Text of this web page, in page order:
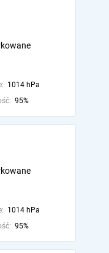
1014 hPa
95%
1014 hPa
95%